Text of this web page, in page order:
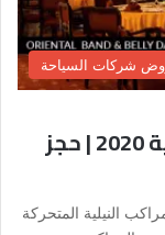
شركات السياحة
اسعار العشاء في المراكب النيلية 2020 | حجز
النيلية 2020 | حجز المراكب النيلية المتحركة